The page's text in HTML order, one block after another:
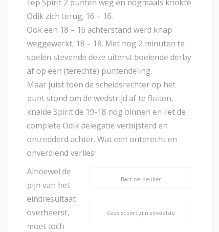
liep Spirit 2 punten weg en nogmaals knokte
Odik zich terug; 16 – 16.
Ook een 18 – 16 achterstand werd knap
weggewerkt; 18 – 18. Met nog 2 minuten te
spelen stevende deze uiterst boeiende derby
af op een (terechte) puntendeling.
Maar juist toen de scheidsrechter op het
punt stond om de wedstrijd af te fluiten,
knalde Spirit de 19-18 nog binnen en liet de
complete Odik delegatie verbijsterd en
ontredderd achter. Wat een onterecht en
onverdiend verlies!
Bart-de-beuker
Cees scoort zijn zoveelste
Alhoewel de
pijn van het
eindresultaat
overheerst,
moet toch